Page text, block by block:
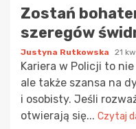
Zostań
szeregów
Justyna Rutkowska 21
Kariera w Policji to
ale także szansa na
i osobisty. Jeśli
otwierają się... Czytaj